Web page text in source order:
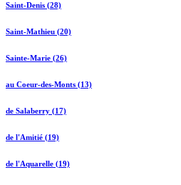
Saint-Denis (28)
Saint-Mathieu (20)
Sainte-Marie (26)
au Coeur-des-Monts (13)
de Salaberry (17)
de l'Amitié (19)
de l'Aquarelle (19)